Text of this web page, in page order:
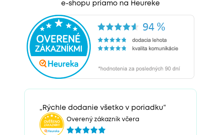
e-shopu priamo na Heureke
„Rýchle dodanie všetko v poriadku“
Overený zákazník včera